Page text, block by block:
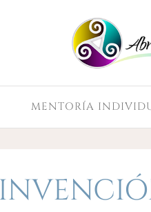
MENTORÍA